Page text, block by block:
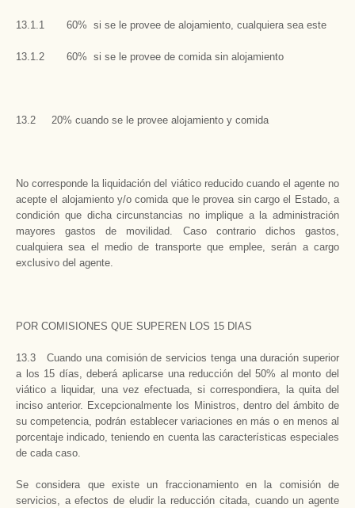
13.1.1 60% si se le provee de alojamiento, cualquiera sea este
13.1.2 60% si se le provee de comida sin alojamiento
13.2 20% cuando se le provee alojamiento y comida
No corresponde la liquidación del viático reducido cuando el agente no
acepte el alojamiento y/o comida que le provea sin cargo el Estado, a
condición que dicha circunstancias no implique a la administración
mayores gastos de movilidad. Caso contrario dichos gastos,
cualquiera sea el medio de transporte que emplee, serán a cargo
exclusivo del agente.
POR COMISIONES QUE SUPEREN LOS 15 DIAS
13.3 Cuando una comisión de servicios tenga una duración superior
a los 15 días, deberá aplicarse una reducción del 50% al monto del
viático a liquidar, una vez efectuada, si correspondiera, la quita del
inciso anterior. Excepcionalmente los Ministros, dentro del ámbito de
su competencia, podrán establecer variaciones en más o en menos al
porcentaje indicado, teniendo en cuenta las características especiales
de cada caso.
Se considera que existe un fraccionamiento en la comisión de
servicios, a efectos de eludir la reducción citada, cuando un agente